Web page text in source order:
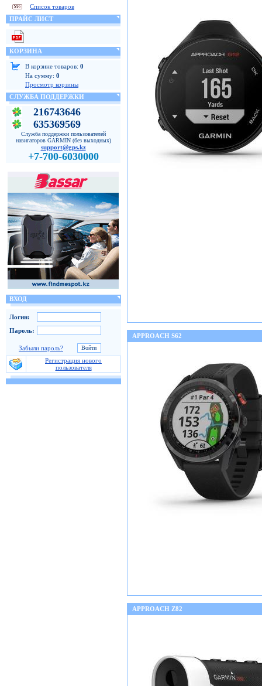
Список товаров
ПРАЙС ЛИСТ
КОРЗИНА
В корзине товаров: 0
На сумму: 0
Просмотр корзины
СЛУЖБА ПОДДЕРЖКИ
216743646
635369569
Служба поддержки пользователей
навигаторов GARMIN (без выходных)
support@gps.kz
+7-700-6030000
ВХОД
Логин:
Пароль:
Забыли пароль?
Регистрация нового
пользователя
APPROACH S62
APPROACH Z82